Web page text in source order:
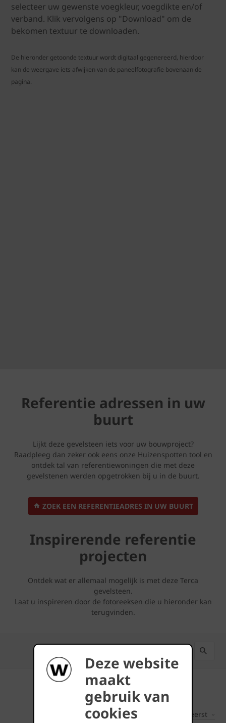
Deze website
maakt
gebruik van
cookies
selecteer uw gewenste voegkleur, voegdikte en/of
verband. Klik vervolgens op "Download" om de
bekomen textuur te downloaden.
De hieronder getoonde textuur wordt digitaal gegenereerd, hierdoor
kan de weergave iets afwijken van de paneelfotografie bovenaan de
pagina.
Referentie adressen in uw
buurt
Lijkt deze gevelsteen iets voor uw bouwproject?
Raadpleeg dan zeker ook eens onze Huizenspotten tool en
ontdek tal van referentiewoningen die met deze
gevelstenen werden opgetrokken bij u in de buurt.
ZOEK EEN REFERENTIEADRES IN UW BUURT
Inspirerende referentie
projecten
Ontdek wat er allemaal mogelijk is met deze Terca
gevelsteen.
Laat u inspireren door de fotoreeksen die u hieronder kan
terugvinden.
2Resultaten Nieuwste eerst